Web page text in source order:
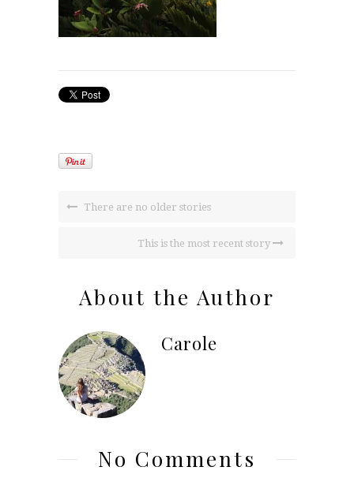
There are no older stories
This is the most recent story
About the Author
Carole
No Comments